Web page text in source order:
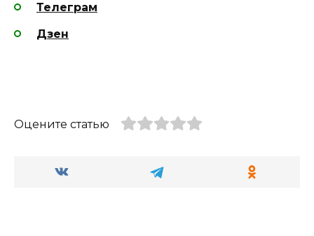
Телеграм
Дзен
Оцените статью